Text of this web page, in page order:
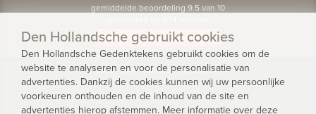
gemiddelde beoordeling 9.5 van 10
Bekijk alle klantervaringen
© 2026 - Den Hollandsche Gedenktekens
Privacy
Den Hollandsche gebruikt cookies
Den Hollandsche Gedenktekens gebruikt cookies om de
website te analyseren en voor de personalisatie van
advertenties. Dankzij de cookies kunnen wij uw persoonlijke
voorkeuren onthouden en de inhoud van de site en
advertenties hierop afstemmen. Meer informatie over deze